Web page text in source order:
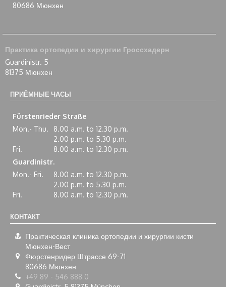
80686 Мюнхен
Практика ортопедии и хирургии Гроссхадерн
Guardinistr. 5
81375 Мюнхен
ПРИЁМНЫЕ ЧАСЫ
Fürstenrieder Straße
Mon.- Thu.
8.00 a.m. to 12.30 p.m.
2.00 p.m. to 5.30 p.m.
Fri.
8.00 a.m. to 12.30 p.m.
Guardinistr.
Mon.- Fri.
8.00 a.m. to 12.30 p.m.
2.00 p.m. to 5.30 p.m.
Fri.
8.00 a.m. to 12.30 p.m.
КОНТАКТ
Практическая клиника ортопедии и хирургии кисти
Мюнхен-Вест
Фюрстенридер Штрассе 69-71
80686 Мюнхен
+49 89 - 546 888 0